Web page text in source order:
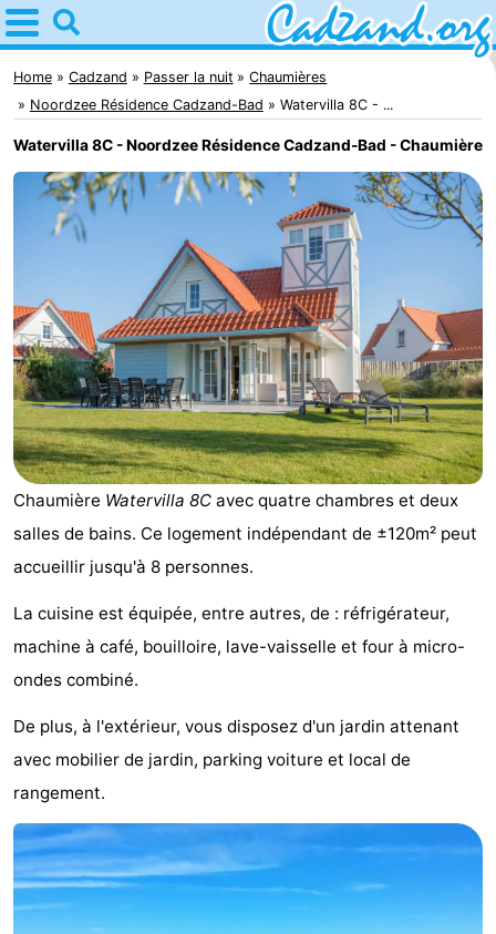
Home
Cadzand
Astuces
Avec
Passer
nuit
Campings
Chaumières
-
Bad
Meersee
-
Beach
Resort
Nieuwvliet-
Bad
De
Meulinge
-
EuroParcs
Cadzand
-
Hoogduin
-
Noordzee
Résidence
Cadzand-
Bad
-
Resort
Nieuwvliet-
Bad
-
Schoneveld
-
Strand
Resort
-
Waterdunen
Home Cadzand Passer la nuit
Chaumières
Noordzee Résidence Cadzand-Bad
Watervilla 8C - ...
Watervilla 8C - Noordzee Résidence Cadzand-Bad - Chaumière
Chaumière Watervilla 8C avec quatre chambres et deux
salles de bains. Ce logement indépendant de ±120m² peut
accueillir jusqu'à 8 personnes.
La cuisine est équipée, entre autres, de : réfrigérateur,
machine à café, bouilloire, lave-vaisselle et four à micro-
ondes combiné.
De plus, à l'extérieur, vous disposez d'un jardin attenant
avec mobilier de jardin, parking voiture et local de
rangement.